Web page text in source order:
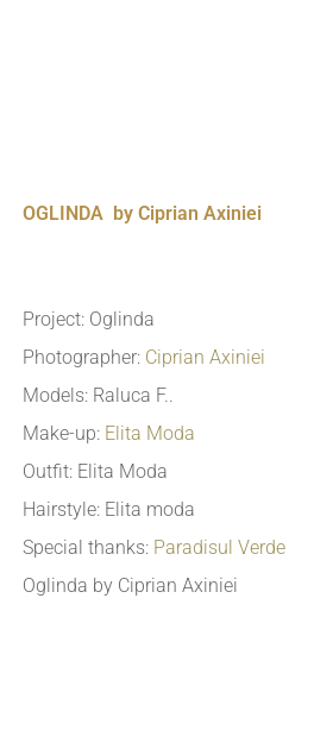
OGLINDA by Ciprian Axiniei
Project: Oglinda
Photographer: Ciprian Axiniei
Models: Raluca F..
Make-up: Elita Moda
Outfit: Elita Moda
Hairstyle: Elita moda
Special thanks: Paradisul Verde
Oglinda by Ciprian Axiniei